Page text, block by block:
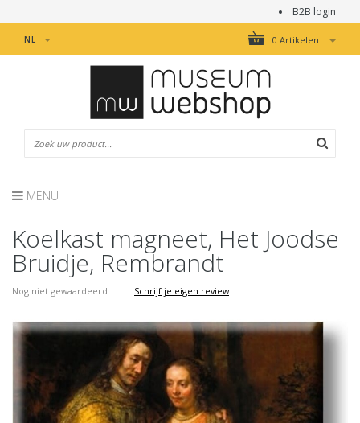
B2B login
0 Artikelen
NL
MENU
Koelkast magneet, Het Joodse
Bruidje, Rembrandt
Nog niet gewaardeerd | Schrijf je eigen review